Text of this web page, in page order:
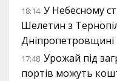
18:14 У Небесному
Шелетин з
Дніпропетровщині
17:48 Урожай під
портів можуть